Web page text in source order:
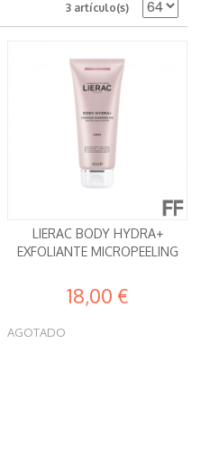
3 artículo(s)
LIERAC BODY HYDRA+
EXFOLIANTE MICROPEELING
18,00 €
AGOTADO